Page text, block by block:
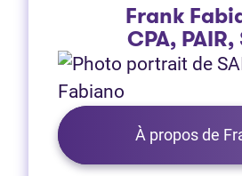
Frank
CPA, PAIR,
À propos de